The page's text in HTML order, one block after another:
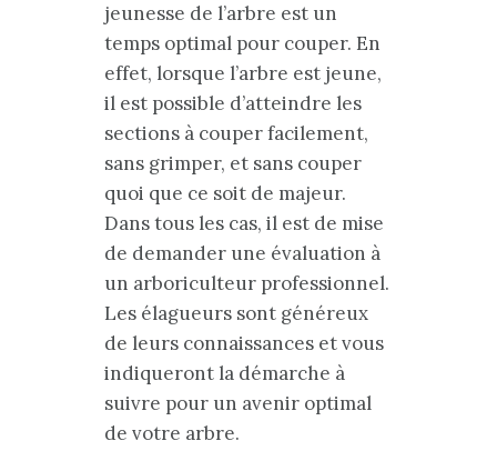
jeunesse de l’arbre est un
temps optimal pour couper. En
effet, lorsque l’arbre est jeune,
il est possible d’atteindre les
sections à couper facilement,
sans grimper, et sans couper
quoi que ce soit de majeur.
Dans tous les cas, il est de mise
de demander une évaluation à
un arboriculteur professionnel.
Les élagueurs sont généreux
de leurs connaissances et vous
indiqueront la démarche à
suivre pour un avenir optimal
de votre arbre.